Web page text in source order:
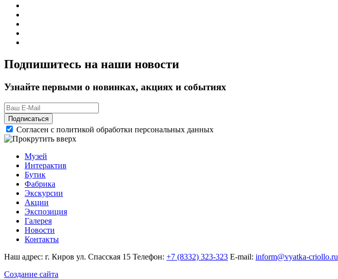
Подпишитесь на наши новости
Узнайте первыми о новинках, акциях и событиях
Подписаться
Согласен с политикой обработки персональных данных
Музей
Интерактив
Бутик
Фабрика
Экскурсии
Акции
Экспозиция
Галерея
Новости
Контакты
Наш адрес: г. Киров ул. Спасская 15 Телефон: +7 (8332) 323-323 E-mail: inform@vyatka-criollo.ru
Создание сайта